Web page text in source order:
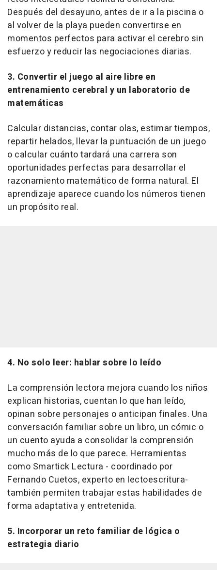
Después del desayuno, antes de ir a la piscina o
al volver de la playa pueden convertirse en
momentos perfectos para activar el cerebro sin
esfuerzo y reducir las negociaciones diarias.
3. Convertir el juego al aire libre en
entrenamiento cerebral y un laboratorio de
matemáticas
Calcular distancias, contar olas, estimar tiempos,
repartir helados, llevar la puntuación de un juego
o calcular cuánto tardará una carrera son
oportunidades perfectas para desarrollar el
razonamiento matemático de forma natural. El
aprendizaje aparece cuando los números tienen
un propósito real.
4. No solo leer: hablar sobre lo leído
La comprensión lectora mejora cuando los niños
explican historias, cuentan lo que han leído,
opinan sobre personajes o anticipan finales. Una
conversación familiar sobre un libro, un cómic o
un cuento ayuda a consolidar la comprensión
mucho más de lo que parece. Herramientas
como Smartick Lectura - coordinado por
Fernando Cuetos, experto en lectoescritura-
también permiten trabajar estas habilidades de
forma adaptativa y entretenida.
5. Incorporar un reto familiar de lógica o
estrategia diario